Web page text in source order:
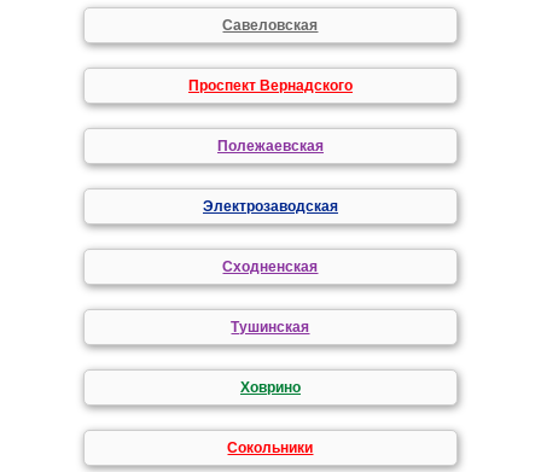
Савеловская
Проспект Вернадского
Полежаевская
Электрозаводская
Сходненская
Тушинская
Ховрино
Сокольники